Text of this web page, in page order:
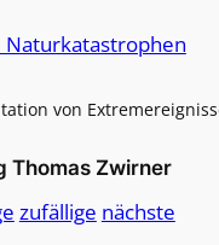
Naturkatastrophen
von
Thomas Zwirner
zufällige nächste